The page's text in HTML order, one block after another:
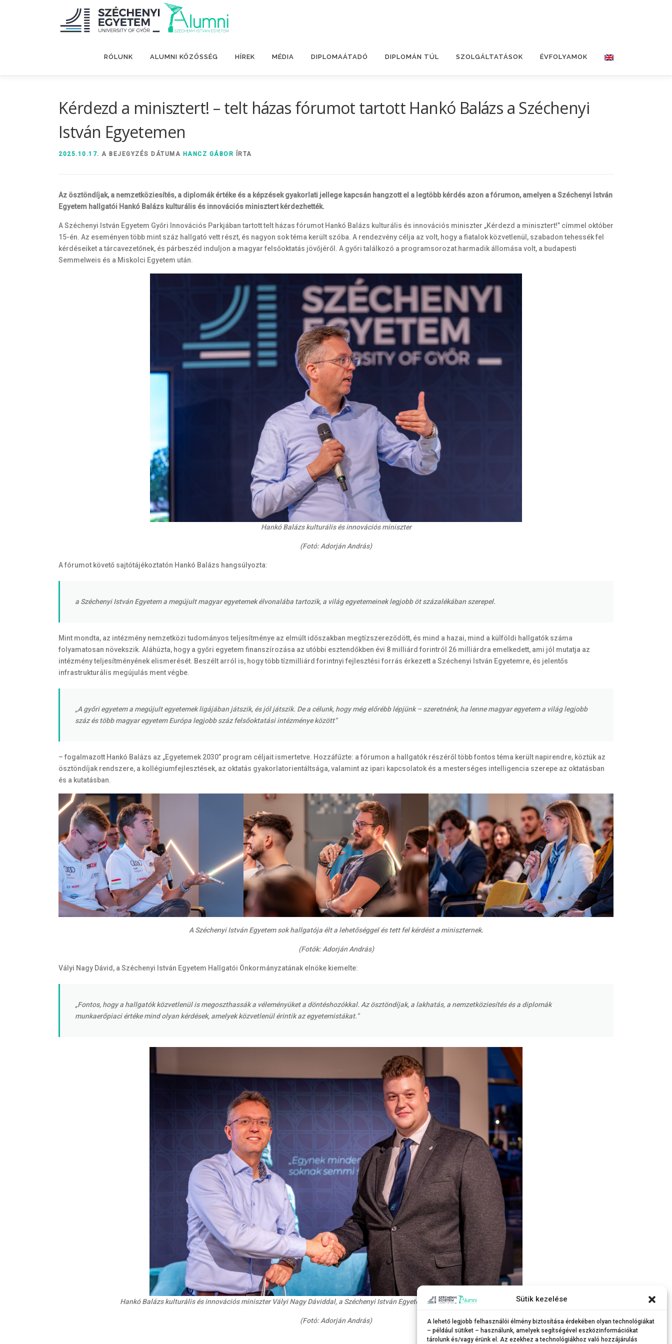
Sütik kezelése
A lehető legjobb felhasználói élmény biztosítása érdekében olyan technológiákat
– például sütiket – használunk, amelyek segítségével eszközinformációkat
tárolunk és/vagy érünk el. Az ezekhez a technológiákhoz való hozzájárulás
RÓLUNK ALUMNI KÖZÖSSÉG HÍREK MÉDIA DIPLOMAÁTADÓ DIPLOMÁN TÚL SZOLGÁLTATÁSOK ÉVFOLYAMOK
Kérdezd a minisztert! – telt házas fórumot tartott Hankó Balázs a Széchenyi
István Egyetemen
2025.10.17. A BEJEGYZÉS DÁTUMA HANCZ GÁBOR ÍRTA
Az ösztöndíjak, a nemzetköziesítés, a diplomák értéke és a képzések gyakorlati jellege kapcsán hangzott el a legtöbb kérdés azon a fórumon, amelyen a Széchenyi István
Egyetem hallgatói Hankó Balázs kulturális és innovációs minisztert kérdezhették.
A Széchenyi István Egyetem Győri Innovációs Parkjában tartott telt házas fórumot Hankó Balázs kulturális és innovációs miniszter „Kérdezd a minisztert!” címmel október
15-én. Az eseményen több mint száz hallgató vett részt, és nagyon sok téma került szóba. A rendezvény célja az volt, hogy a fiatalok közvetlenül, szabadon tehessék fel
kérdéseiket a tárcavezetőnek, és párbeszéd induljon a magyar felsőoktatás jövőjéről. A győri találkozó a programsorozat harmadik állomása volt, a budapesti
Semmelweis és a Miskolci Egyetem után.
Hankó Balázs kulturális és innovációs miniszter
(Fotó: Adorján András)
A fórumot követő sajtótájékoztatón Hankó Balázs hangsúlyozta:
a Széchenyi István Egyetem a megújult magyar egyetemek élvonalába tartozik, a világ egyetemeinek legjobb öt százalékában szerepel.
Mint mondta, az intézmény nemzetközi tudományos teljesítménye az elmúlt időszakban megtízszereződött, és mind a hazai, mind a külföldi hallgatók száma
folyamatosan növekszik. Aláhúzta, hogy a győri egyetem finanszírozása az utóbbi esztendőkben évi 8 milliárd forintról 26 milliárdra emelkedett, ami jól mutatja az
intézmény teljesítményének elismerését. Beszélt arról is, hogy több tízmilliárd forintnyi fejlesztési forrás érkezett a Széchenyi István Egyetemre, és jelentős
infrastrukturális megújulás ment végbe.
„A győri egyetem a megújult egyetemek ligájában játszik, és jól játszik. De a célunk, hogy még előrébb lépjünk – szeretnénk, ha lenne magyar egyetem a világ legjobb
száz és több magyar egyetem Európa legjobb száz felsőoktatási intézménye között”
– fogalmazott Hankó Balázs az „Egyetemek 2030” program céljait ismertetve. Hozzáfűzte: a fórumon a hallgatók részéről több fontos téma került napirendre, köztük az
ösztöndíjak rendszere, a kollégiumfejlesztések, az oktatás gyakorlatorientáltsága, valamint az ipari kapcsolatok és a mesterséges intelligencia szerepe az oktatásban
és a kutatásban.
A Széchenyi István Egyetem sok hallgatója élt a lehetőséggel és tett fel kérdést a miniszternek.
(Fotók: Adorján András)
Vályi Nagy Dávid, a Széchenyi István Egyetem Hallgatói Önkormányzatának elnöke kiemelte:
„Fontos, hogy a hallgatók közvetlenül is megoszthassák a véleményüket a döntéshozókkal. Az ösztöndíjak, a lakhatás, a nemzetköziesítés és a diplomák
munkaerőpiaci értéke mind olyan kérdések, amelyek közvetlenül érintik az egyetemistákat.”
Hankó Balázs kulturális és innovációs miniszter Vályi Nagy Dáviddal, a Széchenyi István Egyetem Hallgatói Önkormányzatának elnökével.
(Fotó: Adorján András)